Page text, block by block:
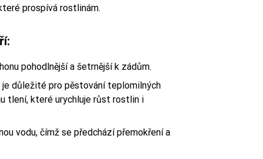
prospívá rostlinám.
pohodlnější a šetrnější k zádům.
je důležité pro pěstování teplomilných
tlení, které urychluje růst rostlin i
vodu, čímž se předchází přemokření a